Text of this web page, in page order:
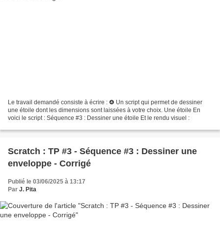
Le travail demandé consiste à écrire : ❹ Un script qui permet de dessiner
une étoile dont les dimensions sont laissées à votre choix. Une étoile En
voici le script : Séquence #3 : Dessiner une étoile Et le rendu visuel :
Scratch : TP #3 - Séquence #3 : Dessiner une
enveloppe - Corrigé
Publié le 03/06/2025 à 13:17
Par J. Pita